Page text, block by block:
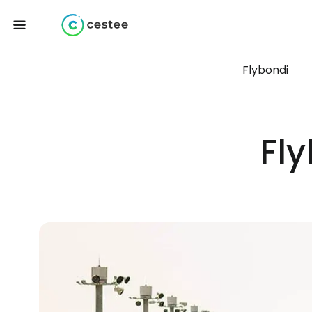
Flybondi